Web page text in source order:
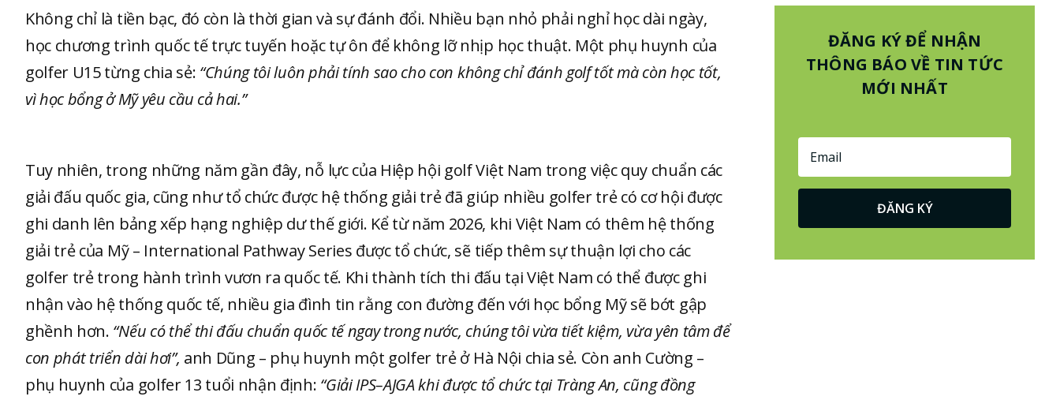
Không chỉ là tiền bạc, đó còn là thời gian và sự đánh đổi. Nhiều bạn nhỏ phải nghỉ học dài ngày,
học chương trình quốc tế trực tuyến hoặc tự ôn để không lỡ nhịp học thuật. Một phụ huynh của
golfer U15 từng chia sẻ: “Chúng tôi luôn phải tính sao cho con không chỉ đánh golf tốt mà còn học tốt,
vì học bổng ở Mỹ yêu cầu cả hai.”
Tuy nhiên, trong những năm gần đây, nỗ lực của Hiệp hội golf Việt Nam trong việc quy chuẩn các
giải đấu quốc gia, cũng như tổ chức được hệ thống giải trẻ đã giúp nhiều golfer trẻ có cơ hội được
ghi danh lên bảng xếp hạng nghiệp dư thế giới. Kể từ năm 2026, khi Việt Nam có thêm hệ thống
giải trẻ của Mỹ – International Pathway Series được tổ chức, sẽ tiếp thêm sự thuận lợi cho các
golfer trẻ trong hành trình vươn ra quốc tế. Khi thành tích thi đấu tại Việt Nam có thể được ghi
nhận vào hệ thống quốc tế, nhiều gia đình tin rằng con đường đến với học bổng Mỹ sẽ bớt gập
ghềnh hơn. “Nếu có thể thi đấu chuẩn quốc tế ngay trong nước, chúng tôi vừa tiết kiệm, vừa yên tâm để
con phát triển dài hơi”, anh Dũng – phụ huynh một golfer trẻ ở Hà Nội chia sẻ. Còn anh Cường –
phụ huynh của golfer 13 tuổi nhận định: “Giải IPS–AJGA khi được tổ chức tại Tràng An, cũng đồng
ĐĂNG KÝ ĐỂ NHẬN
THÔNG BÁO VỀ TIN TỨC
MỚI NHẤT